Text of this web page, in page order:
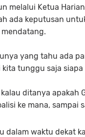
melalui Ketua
ada keputusan
yang tahu ada
kita tunggu saja
kalau ditanya apakah
ke mana, sampai
dalam waktu dekat